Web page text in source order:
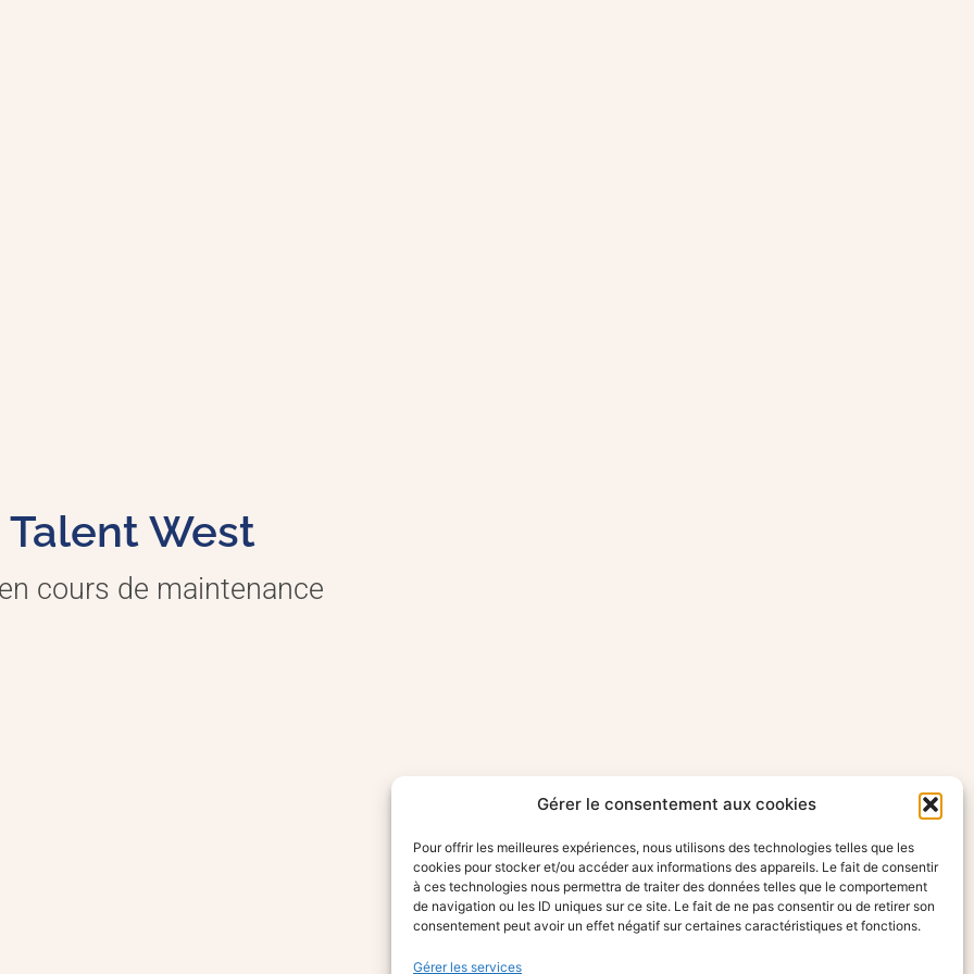
Gérer le consentement aux cookies
Pour offrir les meilleures expériences, nous utilisons des technologies telles que les
cookies pour stocker et/ou accéder aux informations des appareils. Le fait de consentir
à ces technologies nous permettra de traiter des données telles que le comportement
de navigation ou les ID uniques sur ce site. Le fait de ne pas consentir ou de retirer son
consentement peut avoir un effet négatif sur certaines caractéristiques et fonctions.
Gérer les services
Talent West
cours de maintenance